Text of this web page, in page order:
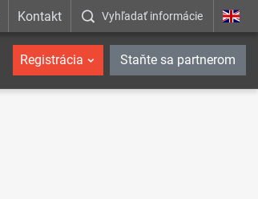
Kontakt Vyhľadať informácie
Registrácia Staňte sa partnerom